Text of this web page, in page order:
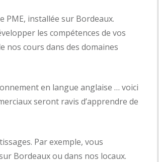
PME, installée sur Bordeaux.
les compétences de vos
nos cours dans des domaines
en langue anglaise … voici
seront ravis d’apprendre de
Par exemple, vous
Bordeaux ou dans nos locaux.